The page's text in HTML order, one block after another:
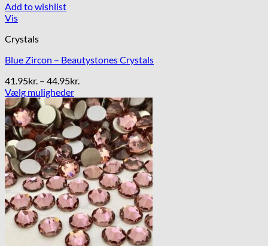
Add to wishlist
Vis
Crystals
Blue Zircon – Beautystones Crystals
41.95kr. – 44.95kr.
til
44.95kr.
Vælg muligheder
Dette
vare
har
flere
varianter.
Mulighederne
kan
vælges
på
varesiden